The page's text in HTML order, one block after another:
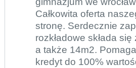
Całkowita oferta
stronę. Serdecznie
rozkładowe składa
a także 14m2.
kredyt do 100%